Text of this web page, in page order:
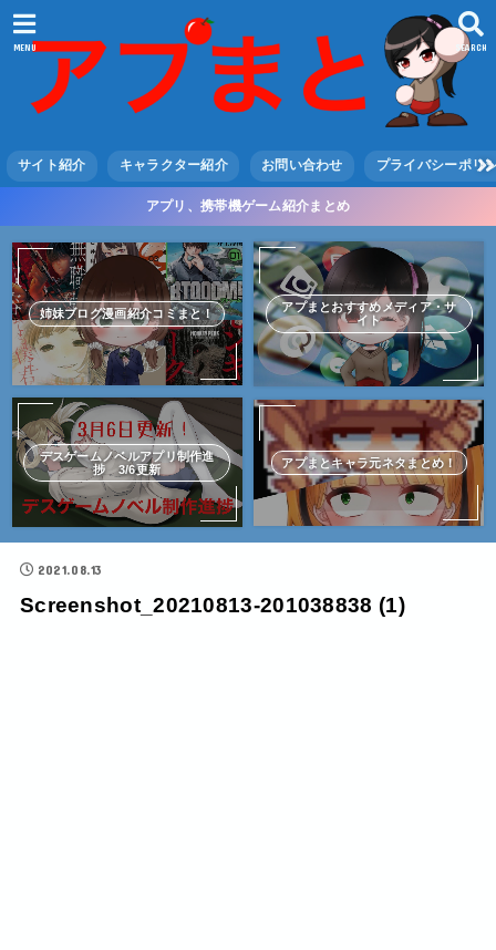
SEARCH
MENU
サイト紹介 キャラクター紹介 お問い合わせ プライバシーポリ
アプリ、携帯機ゲーム紹介まとめ
姉妹ブログ漫画紹介コミまと！
アプまとおすすめメディア・サ
イト
デスゲームノベルアプリ制作進
捗 3/6更新
アプまとキャラ元ネタまとめ！
2021.08.13
Screenshot_20210813-201038838 (1)